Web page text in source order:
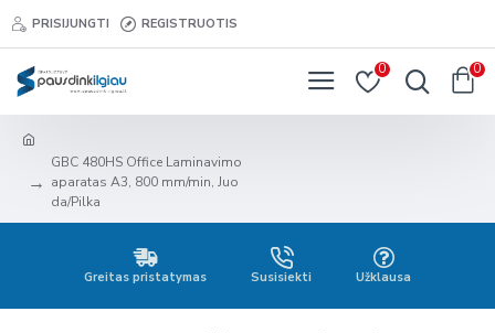
PRISIJUNGTI REGISTRUOTIS
0 0
GBC 480HS Office Laminavimo
aparatas A3, 800 mm/min, Juo
da/Pilka
Greitas pristatymas Susisiekti Užklausa